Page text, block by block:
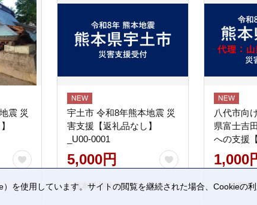
震 災
宇土市 令和8年熊本地震 災
害支援【返礼品なし】
_U00-0001
5,000円
熊本県 宇土市
八代市向
県富士吉
への支援
1,000
山梨県 富
を使用しています。サイトの閲覧を継続された場合、Cookieの